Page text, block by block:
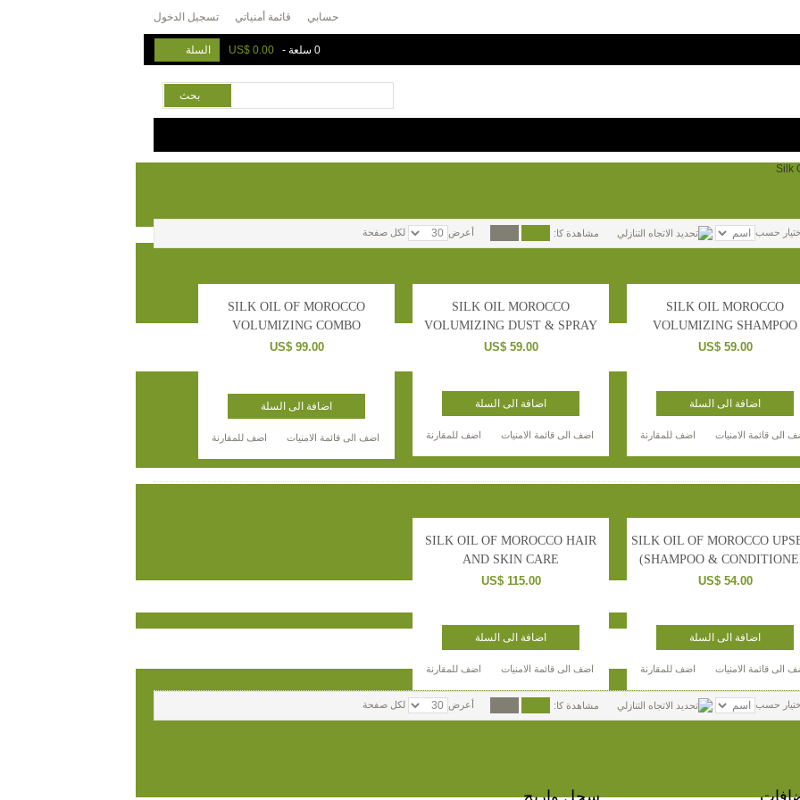
حسابي قائمة أمنياتي تسجيل الدخول
0 سلعة -
US$ 0.00 السلة
بحث
Silk
حسب مشاهدة كا: أعرض لكل صفحة
SILK OIL MOROCCO
VOLUMIZING SHAMPOO
CONDITIONER
US$ 59.00
اضافة الى السلة
الى قائمة الامنيات اضف للمقارنة
SILK OIL MOROCCO
VOLUMIZING DUST & SPRAY
US$ 59.00
اضافة الى السلة
اضف الى قائمة الامنيات اضف للمقارنة
SILK OIL OF MOROCCO
VOLUMIZING COMBO
US$ 99.00
اضافة الى السلة
اضف الى قائمة الامنيات اضف للمقارنة
SILK OIL OF MOROCCO
(SHAMPOO &
US$ 54.00
اضافة الى السلة
الى قائمة الامنيات اضف للمقارنة
SILK OIL OF MOROCCO HAIR
AND SKIN CARE
US$ 115.00
اضافة الى السلة
اضف الى قائمة الامنيات اضف للمقارنة
حسب مشاهدة كا: أعرض لكل صفحة
سجل واربح